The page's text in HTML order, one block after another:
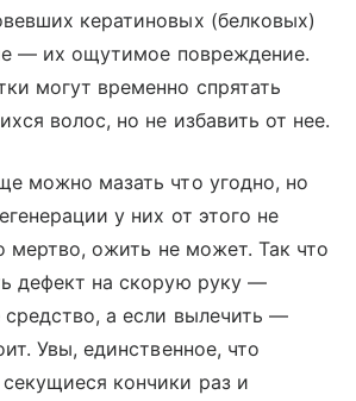
кератиновых (белковых)
— их ощутимое повреждение.
могут временно спрятать
волос, но не избавить от нее.
можно мазать что угодно, но
у них от этого не
мертво, ожить не может. Так что
дефект на скорую руку —
а если вылечить —
Увы, единственное, что
кончики раз и